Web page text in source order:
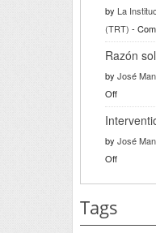
by La
(TRT) -
Razón
by José
Offon
Razón
solidaria
by José
Offon
Tags